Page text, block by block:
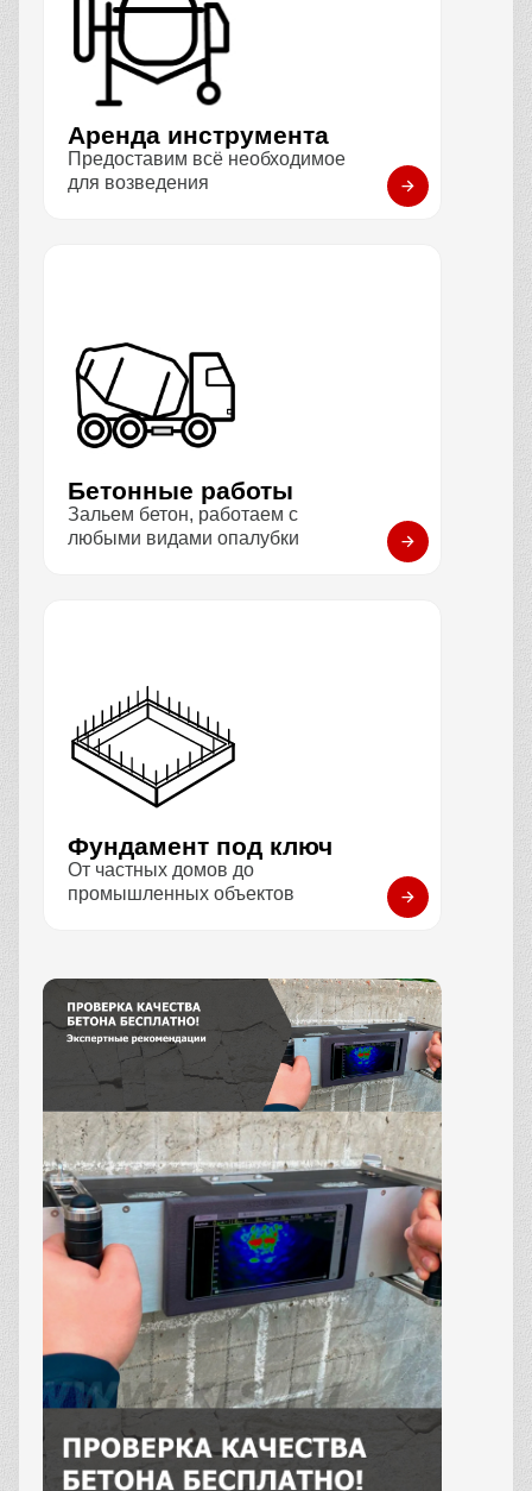
Аренда инструмента
Предоставим всё необходимое
для возведения
Бетонные работы
Зальем бетон, работаем с
любыми видами опалубки
Фундамент под ключ
От частных домов до
промышленных объектов